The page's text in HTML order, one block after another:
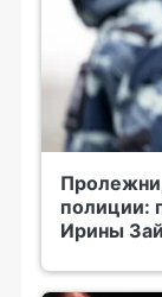
полиции:
Ирины